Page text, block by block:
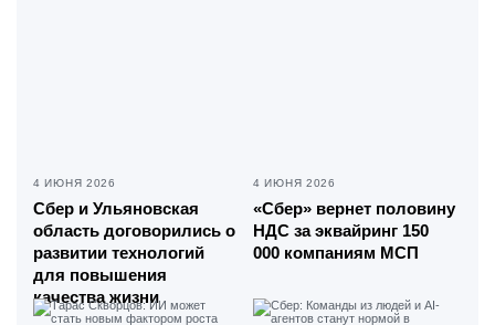
4 ИЮНЯ 2026
Сбер и Ульяновская
область договорились о
развитии технологий
для повышения
качества жизни
4 ИЮНЯ 2026
«Сбер» вернет половину
НДС за эквайринг 150
000 компаниям МСП